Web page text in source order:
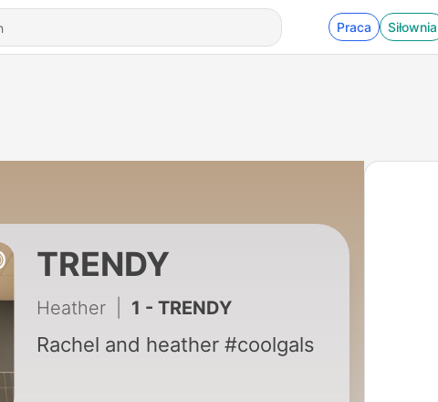
Praca Siłownia
TRENDY
Heather 1 - TRENDY
Rachel and heather #coolgals